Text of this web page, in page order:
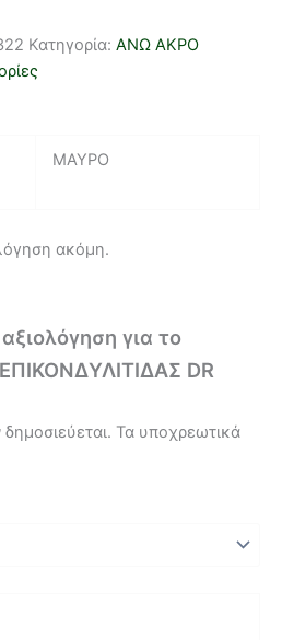
Κατηγορία: ΑΝΩ ΑΚΡΟ
ΜΑΥΡΟ
ακόμη.
για το
DR
Τα υποχρεωτικά